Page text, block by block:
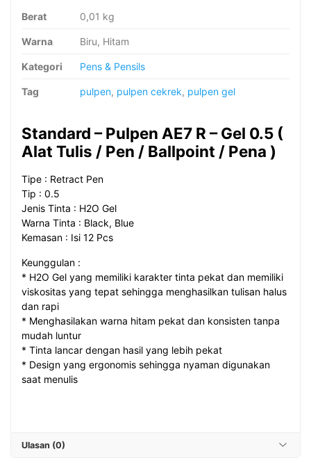
Berat 0,01 kg
Warna Biru, Hitam
Kategori Pens & Pensils
Tag pulpen, pulpen cekrek, pulpen gel
Standard – Pulpen AE7 R – Gel 0.5 (
Alat Tulis / Pen / Ballpoint / Pena )
Tipe : Retract Pen
Tip : 0.5
Jenis Tinta : H2O Gel
Warna Tinta : Black, Blue
Kemasan : Isi 12 Pcs
Keunggulan :
* H2O Gel yang memiliki karakter tinta pekat dan memiliki
viskositas yang tepat sehingga menghasilkan tulisan halus
dan rapi
* Menghasilakan warna hitam pekat dan konsisten tanpa
mudah luntur
* Tinta lancar dengan hasil yang lebih pekat
* Design yang ergonomis sehingga nyaman digunakan
saat menulis
Ulasan (0)